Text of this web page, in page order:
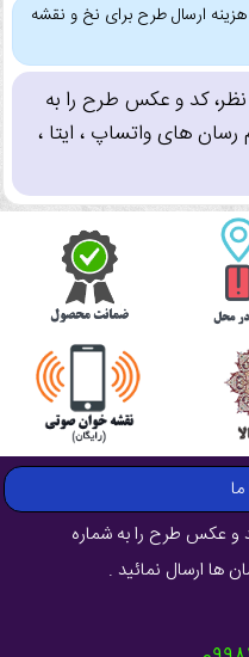
ارسال طرح برای نخ و نقشه
کد و عکس طرح را به
های واتساپ ، ایتا ،
و عکس طرح را به شماره
ها ارسال نمائید .